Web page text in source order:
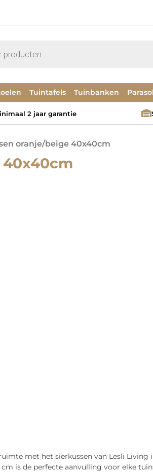
Tuintafels Tuinbanken
2 jaar garantie
oranje/beige 40x40cm
met het sierkussen van Lesli Living
is de perfecte aanvulling voor elke